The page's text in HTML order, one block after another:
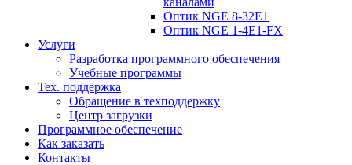
Оптик NGE 8-32E1
Оптик NGE 1-4E1-FX
Услуги
Разработка программного обеспечения
Учебные программы
Тех. поддержка
Обращение в техподдержку
Центр загрузки
Программное обеспечение
Как заказать
Контакты